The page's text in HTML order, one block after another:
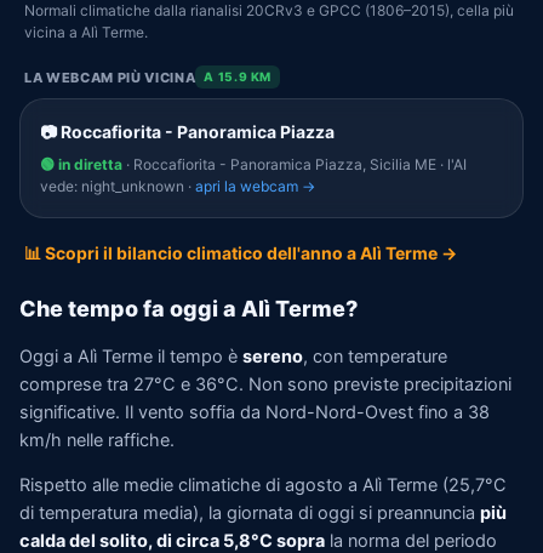
Normali climatiche dalla rianalisi 20CRv3 e GPCC (1806–2015), cella più
vicina a Alì Terme.
LA WEBCAM PIÙ VICINA A 15.9 KM
📷 Roccafiorita - Panoramica Piazza
🟢 in diretta · Roccafiorita - Panoramica Piazza, Sicilia ME · l'AI
vede: night_unknown · apri la webcam →
📊 Scopri il bilancio climatico dell'anno a Alì Terme →
Che tempo fa oggi a Alì Terme?
Oggi a Alì Terme il tempo è sereno, con temperature
comprese tra 27°C e 36°C. Non sono previste precipitazioni
significative. Il vento soffia da Nord-Nord-Ovest fino a 38
km/h nelle raffiche.
Rispetto alle medie climatiche di agosto a Alì Terme (25,7°C
di temperatura media), la giornata di oggi si preannuncia più
calda del solito, di circa 5,8°C sopra la norma del periodo